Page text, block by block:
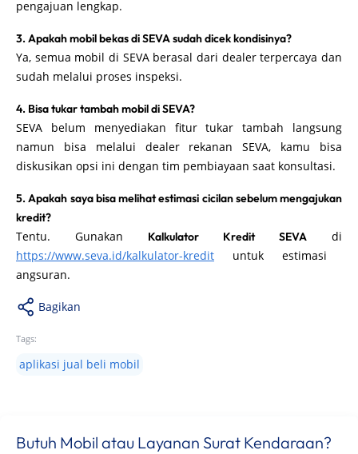
pengajuan lengkap.
3. Apakah mobil bekas di SEVA sudah dicek kondisinya?
Ya, semua mobil di SEVA berasal dari dealer terpercaya dan
sudah melalui proses inspeksi.
4. Bisa tukar tambah mobil di SEVA?
SEVA belum menyediakan fitur tukar tambah langsung
namun bisa melalui dealer rekanan SEVA, kamu bisa
diskusikan opsi ini dengan tim pembiayaan saat konsultasi.
5. Apakah saya bisa melihat estimasi cicilan sebelum mengajukan
kredit?
Tentu. Gunakan Kalkulator Kredit SEVA di
https://www.seva.id/kalkulator-kredit untuk estimasi
angsuran.
Bagikan
Tags:
aplikasi jual beli mobil
Butuh Mobil atau Layanan Surat Kendaraan?